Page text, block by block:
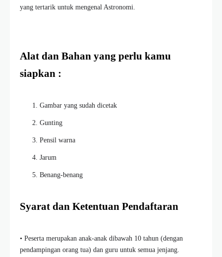
yang tertarik untuk mengenal Astronomi.
Alat dan Bahan yang perlu kamu
siapkan :
Gambar yang sudah dicetak
Gunting
Pensil warna
Jarum
Benang-benang
Syarat dan Ketentuan Pendaftaran
• Peserta merupakan anak-anak dibawah 10 tahun (dengan
pendampingan orang tua) dan guru untuk semua jenjang.